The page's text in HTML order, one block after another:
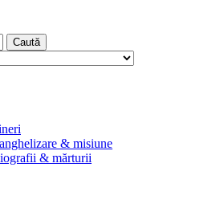
Caută
& misiune
& mărturii